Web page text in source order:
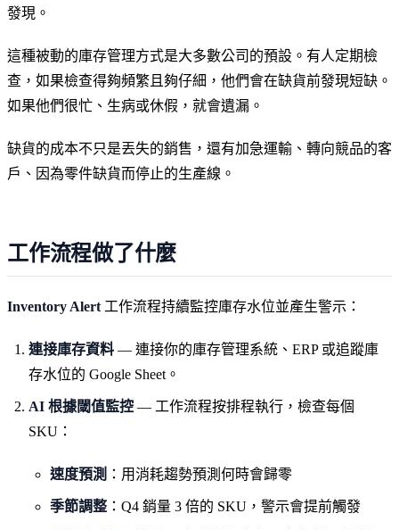
發現。
這種被動的庫存管理方式是大多數公司的預設。有人定期檢
查，如果檢查得夠頻繁且夠仔細，他們會在缺貨前發現短缺。
如果他們很忙、生病或休假，就會遺漏。
缺貨的成本不只是丟失的銷售，還有加急運輸、轉向競品的客
戶、因為零件缺貨而停止的生產線。
工作流程做了什麼
Inventory Alert 工作流程持續監控庫存水位並產生警示：
連接庫存資料 — 連接你的庫存管理系統、ERP 或追蹤庫
存水位的 Google Sheet。
AI 根據閾值監控 — 工作流程按排程執行，檢查每個
SKU：
速度預測 ：用消耗趨勢預測何時會歸零
季節調整 ：Q4 銷量 3 倍的 SKU，警示會提前觸發